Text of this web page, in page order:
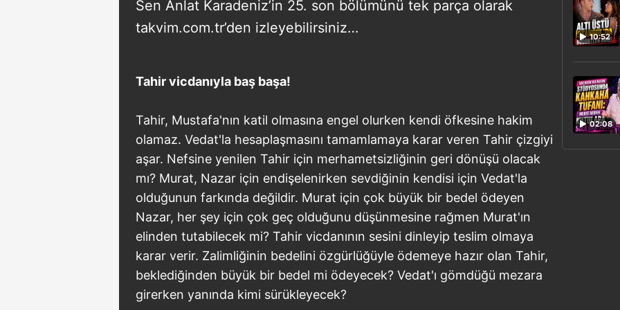
Sen Anlat Karadeniz’in 25. son bölümünü tek parça olarak
takvim.com.tr’den izleyebilirsiniz…
Tahir vicdanıyla baş başa!
Tahir, Mustafa'nın katil olmasına engel olurken kendi öfkesine hakim
olamaz. Vedat'la hesaplaşmasını tamamlamaya karar veren Tahir çizgiyi
aşar. Nefsine yenilen Tahir için merhametsizliğinin geri dönüşü olacak
mı? Murat, Nazar için endişelenirken sevdiğinin kendisi için Vedat'la
olduğunun farkında değildir. Murat için çok büyük bir bedel ödeyen
Nazar, her şey için çok geç olduğunu düşünmesine rağmen Murat'ın
elinden tutabilecek mi? Tahir vicdanının sesini dinleyip teslim olmaya
karar verir. Zalimliğinin bedelini özgürlüğüyle ödemeye hazır olan Tahir,
beklediğinden büyük bir bedel mi ödeyecek? Vedat'ı gömdüğü mezara
girerken yanında kimi sürükleyecek?
10:52
02:08